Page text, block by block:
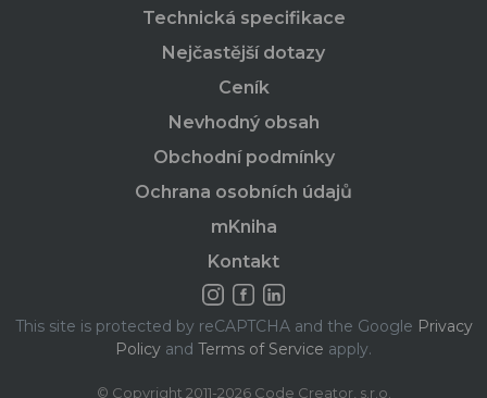
Technická specifikace
Nejčastější dotazy
Ceník
Nevhodný obsah
Obchodní podmínky
Ochrana osobních údajů
mKniha
Kontakt
This site is protected by reCAPTCHA and the Google Privacy
Policy and Terms of Service apply.
© Copyright 2011-2026 Code Creator, s.r.o.